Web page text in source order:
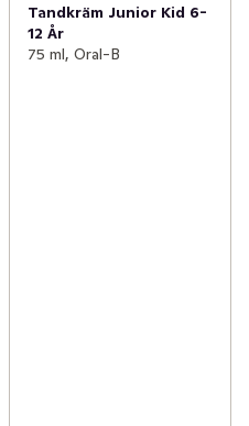
Tandkräm Junior Kid 6-
12 År
75 ml, Oral-B